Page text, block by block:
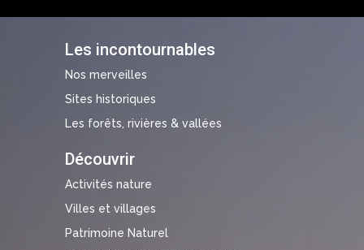
Les incontournables
Nos merveilles
Sites historiques
Les forêts, rivières & vallées
Découvrir
Activités nature
Villes et villages
Patrimoine Naturel